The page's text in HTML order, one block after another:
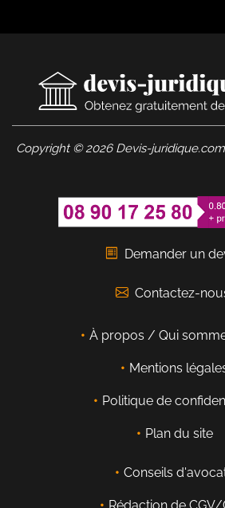
Copyright © 2026 Devis-
Demander un
Contactez-
À propos / Qui
Mentions
Politique de
Plan du site
Conseils